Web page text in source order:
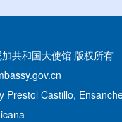
共和国大使馆 版权所有
Prestol Castillo,